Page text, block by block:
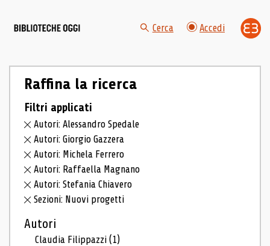
Cerca Accedi
Raffina la ricerca
Filtri applicati
Autori: Alessandro Spedale
Autori: Giorgio Gazzera
Autori: Michela Ferrero
Autori: Raffaella Magnano
Autori: Stefania Chiavero
Sezioni: Nuovi progetti
Autori
Claudia Filippazzi(1)